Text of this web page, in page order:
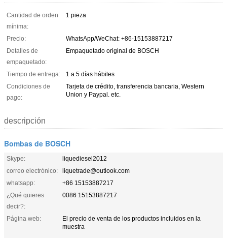
Cantidad de orden
mínima:
1 pieza
Precio:
WhatsApp/WeChat: +86-15153887217
Detalles de
empaquetado:
Empaquetado original de BOSCH
Tiempo de entrega:
1 a 5 días hábiles
Condiciones de
pago:
Tarjeta de crédito, transferencia bancaria, Western
Union y Paypal. etc.
descripción
Bombas de BOSCH
Skype:
liquediesel2012
correo electrónico:
liquetrade@outlook.com
whatsapp:
+86 15153887217
¿Qué quieres
decir?:
0086 15153887217
Página web:
El precio de venta de los productos incluidos en la
muestra